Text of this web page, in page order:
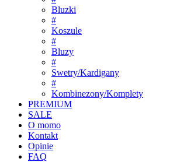
Bluzki
#
Koszule
#
Bluzy
#
Swetry/Kardigany
#
Kombinezony/Komplety
PREMIUM
SALE
O momo
Kontakt
Opinie
FAQ